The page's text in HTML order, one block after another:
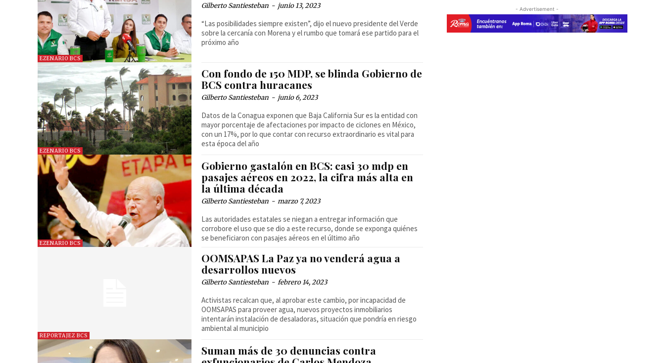
EZENARIO BCS
Gilberto Santiesteban - junio 13, 2023
“Las posibilidades siempre existen”, dijo el nuevo presidente del Verde
sobre la cercanía con Morena y el rumbo que tomará ese partido para el
próximo año
EZENARIO BCS
Con fondo de 150 MDP, se blinda Gobierno de
BCS contra huracanes
Gilberto Santiesteban - junio 6, 2023
Datos de la Conagua exponen que Baja California Sur es la entidad con
mayor porcentaje de afectaciones por impacto de ciclones en México,
con un 17%, por lo que contar con recurso extraordinario es vital para
esta época del año
EZENARIO BCS
Gobierno gastalón en BCS: casi 30 mdp en
pasajes aéreos en 2022, la cifra más alta en
la última década
Gilberto Santiesteban - marzo 7, 2023
Las autoridades estatales se niegan a entregar información que
corrobore el uso que se dio a este recurso, donde se exponga quiénes
se beneficiaron con pasajes aéreos en el último año
REPORTAJEZ BCS
OOMSAPAS La Paz ya no venderá agua a
desarrollos nuevos
Gilberto Santiesteban - febrero 14, 2023
Activistas recalcan que, al aprobar este cambio, por incapacidad de
OOMSAPAS para proveer agua, nuevos proyectos inmobiliarios
intentarán instalación de desaladoras, situación que pondría en riesgo
ambiental al municipio
Suman más de 30 denuncias contra
- Advertisement -